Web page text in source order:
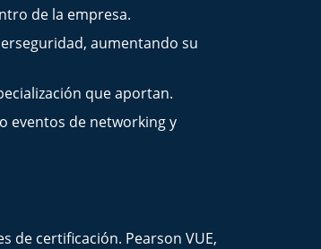
de la empresa.
aumentando su
que aportan.
eventos de networking y
de certificación. Pearson VUE,